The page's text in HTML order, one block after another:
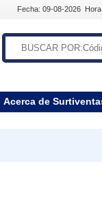
Fecha: 09-08-2026
Acerca de